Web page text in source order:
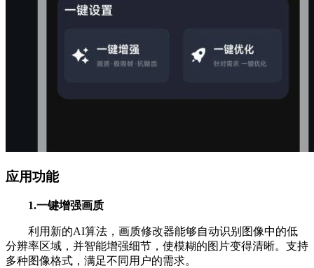
应用功能
1.一键增强画质
利用新的AI算法，画质修改器能够自动识别图像中的低
分辨率区域，并智能增强细节，使模糊的图片变得清晰。支持
多种图像格式，满足不同用户的需求。